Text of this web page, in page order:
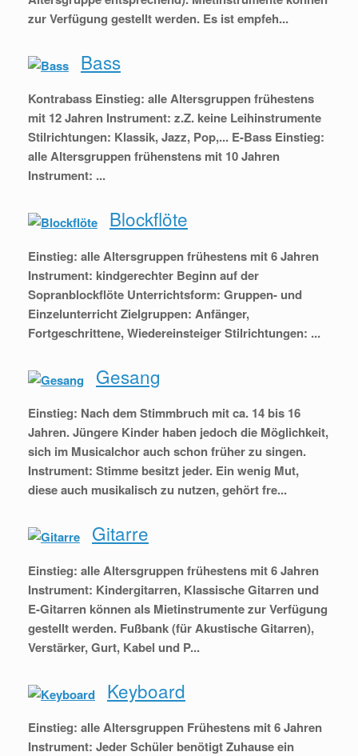
zur Verfügung gestellt werden. Es ist empfeh...
Bass
Kontrabass Einstieg: alle Altersgruppen frühestens
mit 12 Jahren Instrument: z.Z. keine Leihinstrumente
Stilrichtungen: Klassik, Jazz, Pop,... E-Bass Einstieg:
alle Altersgruppen frühenstens mit 10 Jahren
Instrument: ...
Blockflöte
Einstieg: alle Altersgruppen frühestens mit 6 Jahren
Instrument: kindgerechter Beginn auf der
Sopranblockflöte Unterrichtsform: Gruppen- und
Einzelunterricht Zielgruppen: Anfänger,
Fortgeschrittene, Wiedereinsteiger Stilrichtungen: ...
Gesang
Einstieg: Nach dem Stimmbruch mit ca. 14 bis 16
Jahren. Jüngere Kinder haben jedoch die Möglichkeit,
sich im Musicalchor auch schon früher zu singen.
Instrument: Stimme besitzt jeder. Ein wenig Mut,
diese auch musikalisch zu nutzen, gehört fre...
Gitarre
Einstieg: alle Altersgruppen frühestens mit 6 Jahren
Instrument: Kindergitarren, Klassische Gitarren und
E-Gitarren können als Mietinstrumente zur Verfügung
gestellt werden. Fußbank (für Akustische Gitarren),
Verstärker, Gurt, Kabel und P...
Keyboard
Einstieg: alle Altersgruppen Frühestens mit 6 Jahren
Instrument: Jeder Schüler benötigt Zuhause ein